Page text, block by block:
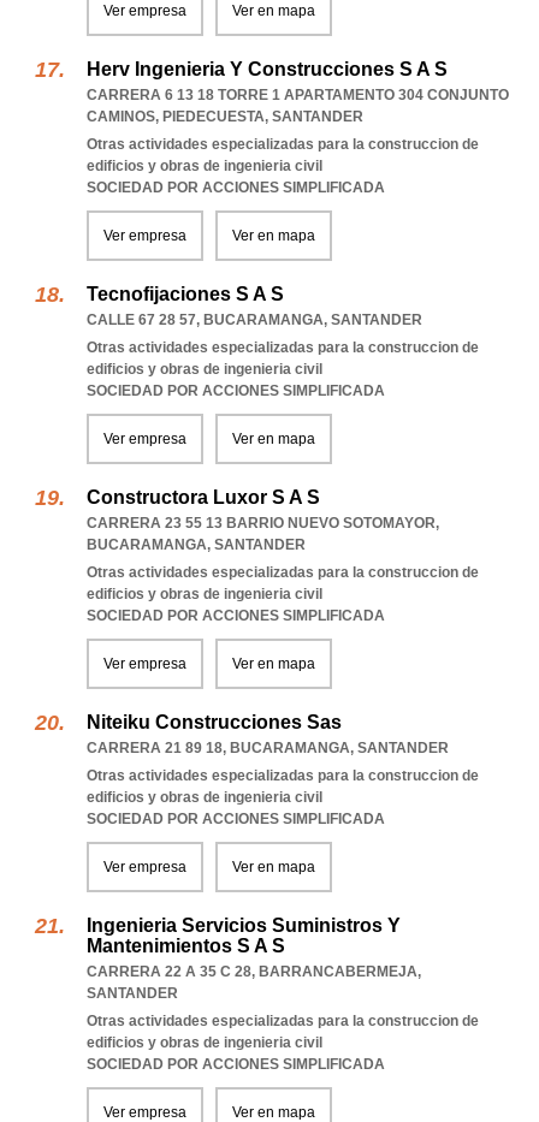
Ver empresa Ver en mapa
Herv Ingenieria Y Construcciones S A S
CARRERA 6 13 18 TORRE 1 APARTAMENTO 304 CONJUNTO
CAMINOS, PIEDECUESTA, SANTANDER
Otras actividades especializadas para la construccion de
edificios y obras de ingenieria civil
SOCIEDAD POR ACCIONES SIMPLIFICADA
Ver empresa Ver en mapa
Tecnofijaciones S A S
CALLE 67 28 57, BUCARAMANGA, SANTANDER
Otras actividades especializadas para la construccion de
edificios y obras de ingenieria civil
SOCIEDAD POR ACCIONES SIMPLIFICADA
Ver empresa Ver en mapa
Constructora Luxor S A S
CARRERA 23 55 13 BARRIO NUEVO SOTOMAYOR,
BUCARAMANGA, SANTANDER
Otras actividades especializadas para la construccion de
edificios y obras de ingenieria civil
SOCIEDAD POR ACCIONES SIMPLIFICADA
Ver empresa Ver en mapa
Niteiku Construcciones Sas
CARRERA 21 89 18, BUCARAMANGA, SANTANDER
Otras actividades especializadas para la construccion de
edificios y obras de ingenieria civil
SOCIEDAD POR ACCIONES SIMPLIFICADA
Ver empresa Ver en mapa
Ingenieria Servicios Suministros Y
Mantenimientos S A S
CARRERA 22 A 35 C 28, BARRANCABERMEJA,
SANTANDER
Otras actividades especializadas para la construccion de
edificios y obras de ingenieria civil
SOCIEDAD POR ACCIONES SIMPLIFICADA
Ver empresa Ver en mapa